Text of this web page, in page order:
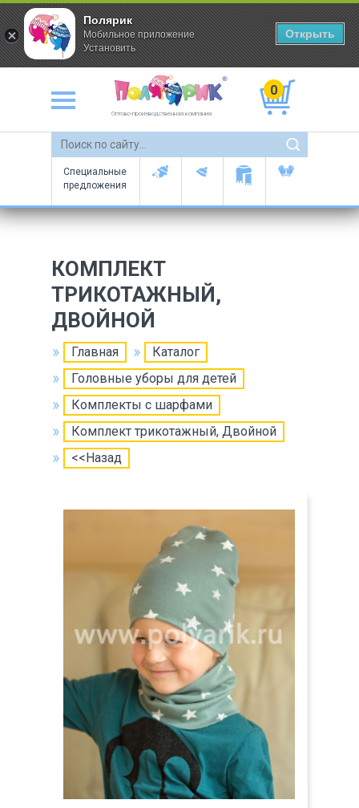
Оптово-производственная компания
0
Специальные
предложения
КОМПЛЕКТ
ТРИКОТАЖНЫЙ,
ДВОЙНОЙ
Главная
Каталог
Головные уборы для детей
Комплекты с шарфами
Комплект трикотажный, Двойной
<<Назад
Полярик
Мобильное приложение
Установить
Открыть